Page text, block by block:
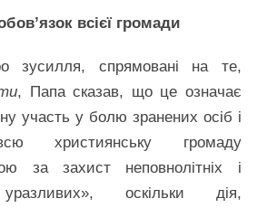
всієї громади
зусилля, спрямовані на те,
, Папа сказав, що це означає
участь у болю зранених осіб і
християнську громаду
за захист неповнолітніх і
оскільки дія,